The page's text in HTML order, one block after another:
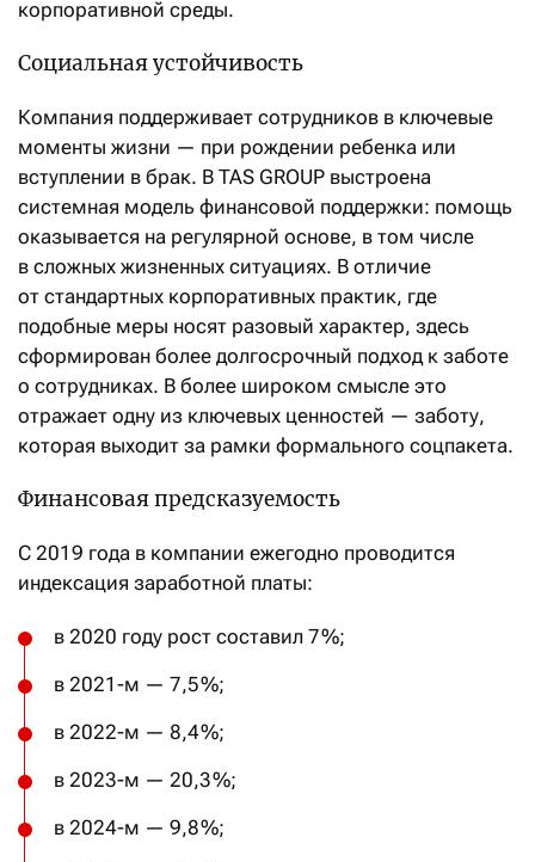
корпоративной среды.
Социальная устойчивость
Компания поддерживает сотрудников в ключевые
моменты жизни — при рождении ребенка или
вступлении в брак. В TAS GROUP выстроена
системная модель финансовой поддержки: помощь
оказывается на регулярной основе, в том числе
в сложных жизненных ситуациях. В отличие
от стандартных корпоративных практик, где
подобные меры носят разовый характер, здесь
сформирован более долгосрочный подход к заботе
о сотрудниках. В более широком смысле это
отражает одну из ключевых ценностей — заботу,
которая выходит за рамки формального соцпакета.
Финансовая предсказуемость
С 2019 года в компании ежегодно проводится
индексация заработной платы:
в 2020 году рост составил 7 %;
в 2021-м — 7,5 %;
в 2022-м — 8,4 %;
в 2023-м — 20,3 %;
в 2024-м — 9,8 %;